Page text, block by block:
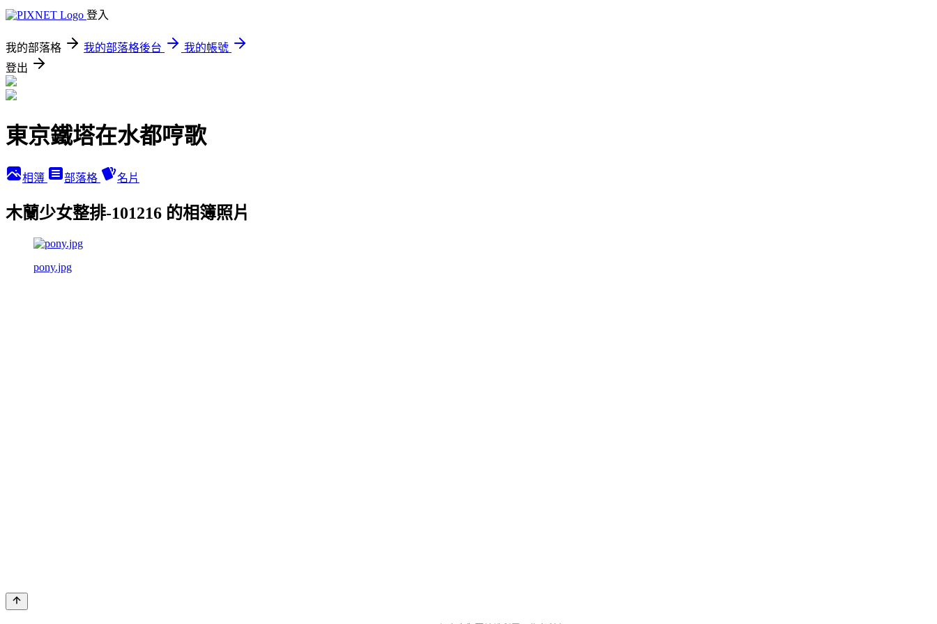
登入
我的部落格 我的部落格後台
我的帳號
登出
東京鐵塔在水都哼歌
相簿 部落格 名片
木蘭少女整排-101216 的相簿照片
pony.jpg